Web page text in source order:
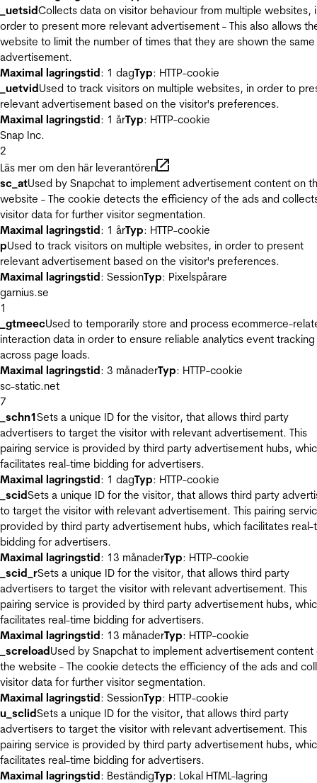
_uetsidCollects data on visitor behaviour from multiple websites,
order to present more relevant advertisement - This also allows
website to limit the number of times that they are shown the same
advertisement.
Maximal lagringstid: 1 dagTyp: HTTP-cookie
_uetvidUsed to track visitors on multiple websites, in order to
relevant advertisement based on the visitor's preferences.
Maximal lagringstid: 1 årTyp: HTTP-cookie
Snap Inc.
2
Läs mer om den här leverantören
sc_atUsed by Snapchat to implement advertisement content on
website - The cookie detects the efficiency of the ads and
visitor data for further visitor segmentation.
Maximal lagringstid: 1 årTyp: HTTP-cookie
pUsed to track visitors on multiple websites, in order to present
relevant advertisement based on the visitor's preferences.
Maximal lagringstid: SessionTyp: Pixelspårare
garnius.se
1
_gtmeecUsed to temporarily store and process ecommerce-
interaction data in order to ensure reliable analytics event tracking
across page loads.
Maximal lagringstid: 3 månaderTyp: HTTP-cookie
sc-static.net
7
_schn1Sets a unique ID for the visitor, that allows third party
advertisers to target the visitor with relevant advertisement. This
pairing service is provided by third party advertisement hubs,
facilitates real-time bidding for advertisers.
Maximal lagringstid: 1 dagTyp: HTTP-cookie
_scidSets a unique ID for the visitor, that allows third party
to target the visitor with relevant advertisement. This pairing
provided by third party advertisement hubs, which facilitates real-
bidding for advertisers.
Maximal lagringstid: 13 månaderTyp: HTTP-cookie
_scid_rSets a unique ID for the visitor, that allows third party
advertisers to target the visitor with relevant advertisement. This
pairing service is provided by third party advertisement hubs,
facilitates real-time bidding for advertisers.
Maximal lagringstid: 13 månaderTyp: HTTP-cookie
_screloadUsed by Snapchat to implement advertisement content
the website - The cookie detects the efficiency of the ads and
visitor data for further visitor segmentation.
Maximal lagringstid: SessionTyp: HTTP-cookie
u_sclidSets a unique ID for the visitor, that allows third party
advertisers to target the visitor with relevant advertisement. This
pairing service is provided by third party advertisement hubs,
facilitates real-time bidding for advertisers.
Maximal lagringstid: BeständigTyp: Lokal HTML-lagring